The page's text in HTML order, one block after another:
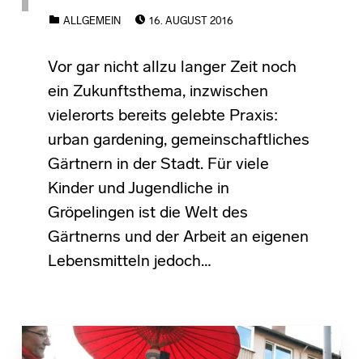
ALLGEMEIN
16. AUGUST 2016
Vor gar nicht allzu langer Zeit noch
ein Zukunftsthema, inzwischen
vielerorts bereits gelebte Praxis:
urban gardening, gemeinschaftliches
Gärtnern in der Stadt. Für viele
Kinder und Jugendliche in
Gröpelingen ist die Welt des
Gärtnerns und der Arbeit an eigenen
Lebensmitteln jedoch…